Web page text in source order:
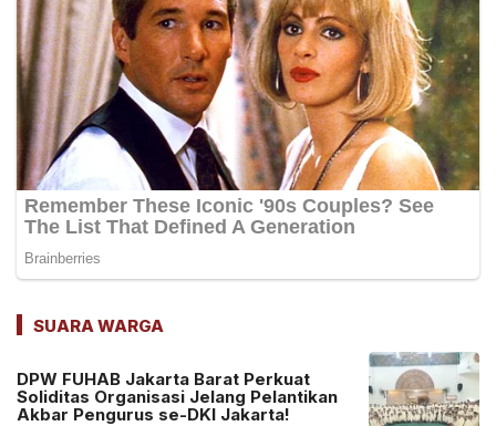
SUARA WARGA
DPW FUHAB Jakarta Barat Perkuat
Soliditas Organisasi Jelang Pelantikan
Akbar Pengurus se-DKI Jakarta!